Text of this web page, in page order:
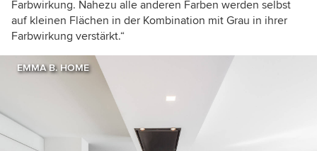
Farbwirkung. Nahezu alle anderen Farben werden selbst
auf kleinen Flächen in der Kombination mit Grau in ihrer
Farbwirkung verstärkt.“
EMMA B. HOME